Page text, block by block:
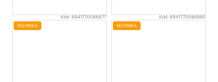
Kód:6941770086877
NOVINKA
Kód:6941770086860
NOVINKA